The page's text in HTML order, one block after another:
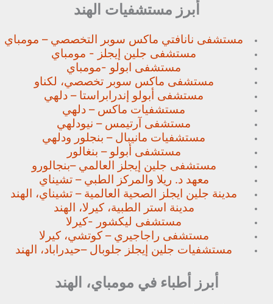
أبرز مستشفيات الهند
مستشفى نانافتي ماكس سوبر التخصصي – مومباي
مستشفى جلين إيجلز - مومباي
مستشفى ابولو -مومباي
مستشفى ماكس سوبر تخصصي، لكناو
مستشفى أبولو إندرابراستا – دلهي
مستشفيات ماكس – دلهي
مستشفى آرتيمس – نيودلهي
مستشفيات مانيبال – بنجلور ودلهي
مستشفى أبولو – بنغالور
مستشفى جلين إيجلز العالمي –بنجالورو
معهد د. ريلا والمركز الطبي – تشيناي
مدينة جلين ايجلز الصحية العالمية – تشيناي، الهند
مدينة استر الطبية، كيرلا، الهند
مستشفى ليكشور -كيرلا
مستشفى راجاجيري – كوتشي، كيرلا
مستشفيات جلين إيجلز جلوبال –حيدراباد، الهند
أبرز أطباء في مومباي، الهند